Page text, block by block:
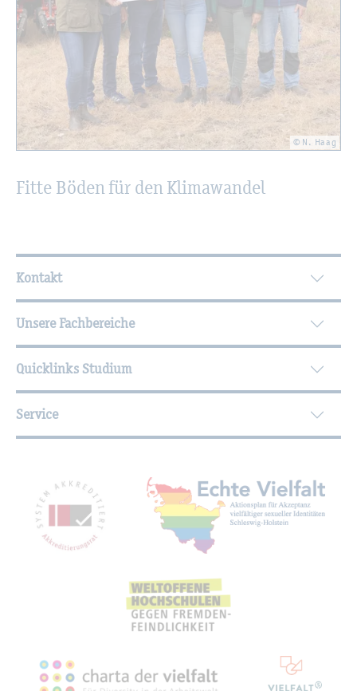
© N. Haag
Fitte Böden für den Kli­ma­wan­del
Wei­ter­füh­ren­de In­for­ma­tio­nen
Kontakt
Unsere Fachbereiche
Quicklinks Studium
Service
Mit­glied­schaf­ten,